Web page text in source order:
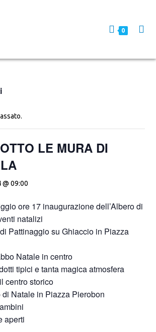
0
LE MURA DI
@ 09:00
ore 17 inaugurazione dell’Albero di
natalizi
Pattinaggio su Ghiaccio in Piazza
Natale in centro
tipici e tanta magica atmosfera
centro storico
Natale in Piazza Pierobon
aperti